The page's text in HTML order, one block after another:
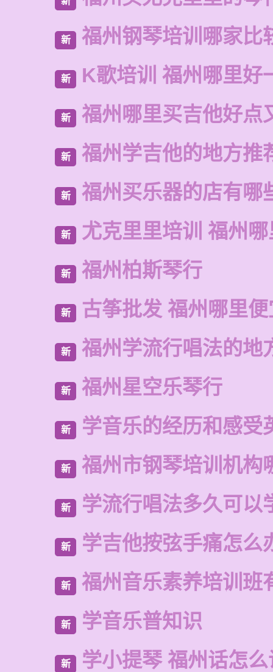
新 福州钢琴培训哪家比
新 K歌培训 福州哪里好
新 福州哪里买吉他好点
新 福州学吉他的地方推
新 福州买乐器的店有哪
新 尤克里里培训 福州
新 福州柏斯琴行
新 古筝批发 福州哪里
新 福州学流行唱法的地
新 福州星空乐琴行
新 学音乐的经历和感受
新 福州市钢琴培训机构
新 学流行唱法多久可以
新 学吉他按弦手痛怎么
新 福州音乐素养培训班
新 学音乐普知识
新 学小提琴 福州话怎